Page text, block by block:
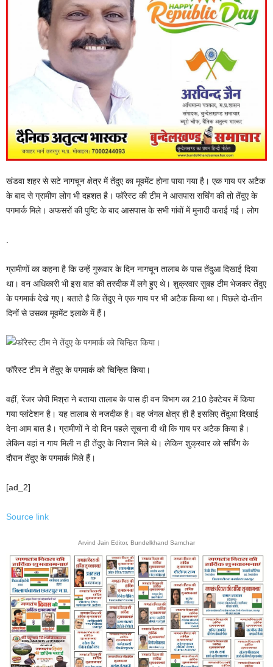
खंडवा शहर से सटे नागचून क्षेत्र में तेंदुए का मूवमेंट होना पाया गया है। एक गाय पर अटैक
के बाद से ग्रामीण लोग भी दहशत है। फॉरेस्ट की टीम ने आसपास सर्चिंग की तो तेंदुए के
पगमार्क मिले। अफसरों की पुष्टि के बाद आसपास के सभी गांवों में मुनादी कराई गई। लोग
ग्रामीणों का कहना है कि उन्हें गुरूवार के दिन नागचून तालाब के पास तेंदुआ दिखाई दिया
था। वन अधिकारी भी इस बात की तस्दीक में लगे हुए थे। शुक्रवार सुबह टीम भेजकर तेंदुए
के पगमार्क देखे गए। बताते है कि तेंदुए ने एक गाय पर भी अटैक किया था। पिछले दो-तीन
दिनों से उसका मूवमेंट इलाके में हैं।
फॉरेस्ट टीम ने तेंदुए के पगमार्क को चिन्हित किया।
वहीं, रेंजर जेपी मिश्रा ने बताया तालाब के पास ही वन विभाग का 210 हेक्टेयर में किया
गया प्लांटेशन है। यह तालाब से नजदीक है। वह जंगल क्षेत्र ही है इसलिए तेंदुआ दिखाई
देना आम बात है। ग्रामीणों ने दो दिन पहले सूचना दी थी कि गाय पर अटैक किया है।
लेकिन वहां न गाय मिली न ही तेंदुए के निशान मिले थे। लेकिन शुक्रवार को सर्चिंग के
दौरान तेंदुए के पगमार्क मिले हैं।
[ad_2]
Source link
Arvind Jain Editor, Bundelkhand Samchar